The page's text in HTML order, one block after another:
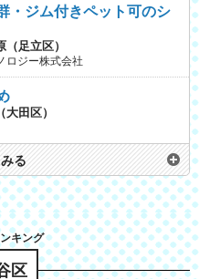
・ジム付きペット可のシ
足立区）
ロジー株式会社
田区）
る
区